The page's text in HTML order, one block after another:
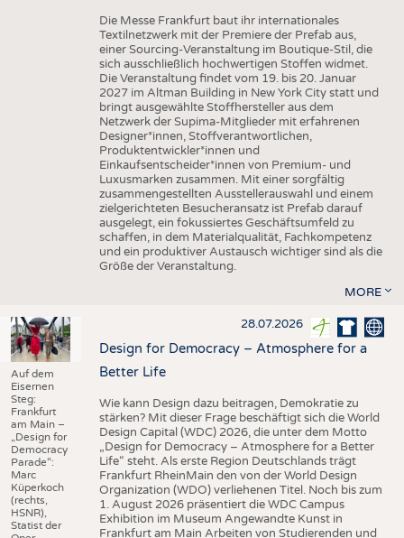
Die Messe Frankfurt baut ihr internationales
Textilnetzwerk mit der Premiere der Prefab aus,
einer Sourcing-Veranstaltung im Boutique-Stil, die
sich ausschließlich hochwertigen Stoffen widmet.
Die Veranstaltung findet vom 19. bis 20. Januar
2027 im Altman Building in New York City statt und
bringt ausgewählte Stoffhersteller aus dem
Netzwerk der Supima-Mitglieder mit erfahrenen
Designer*innen, Stoffverantwortlichen,
Produktentwickler*innen und
Einkaufsentscheider*innen von Premium- und
Luxusmarken zusammen. Mit einer sorgfältig
zusammengestellten Ausstellerauswahl und einem
zielgerichteten Besucheransatz ist Prefab darauf
ausgelegt, ein fokussiertes Geschäftsumfeld zu
schaffen, in dem Materialqualität, Fachkompetenz
und ein produktiver Austausch wichtiger sind als die
Größe der Veranstaltung.
MORE
Auf dem
Eisernen
Steg:
Frankfurt
am Main –
„Design for
Democracy
Parade“:
Marc
Küperkoch
(rechts,
HSNR),
Statist der
28.07.2026
Design for Democracy – Atmosphere for a
Better Life
Wie kann Design dazu beitragen, Demokratie zu
stärken? Mit dieser Frage beschäftigt sich die World
Design Capital (WDC) 2026, die unter dem Motto
„Design for Democracy – Atmosphere for a Better
Life“ steht. Als erste Region Deutschlands trägt
Frankfurt RheinMain den von der World Design
Organization (WDO) verliehenen Titel. Noch bis zum
1. August 2026 präsentiert die WDC Campus
Exhibition im Museum Angewandte Kunst in
Frankfurt am Main Arbeiten von Studierenden und